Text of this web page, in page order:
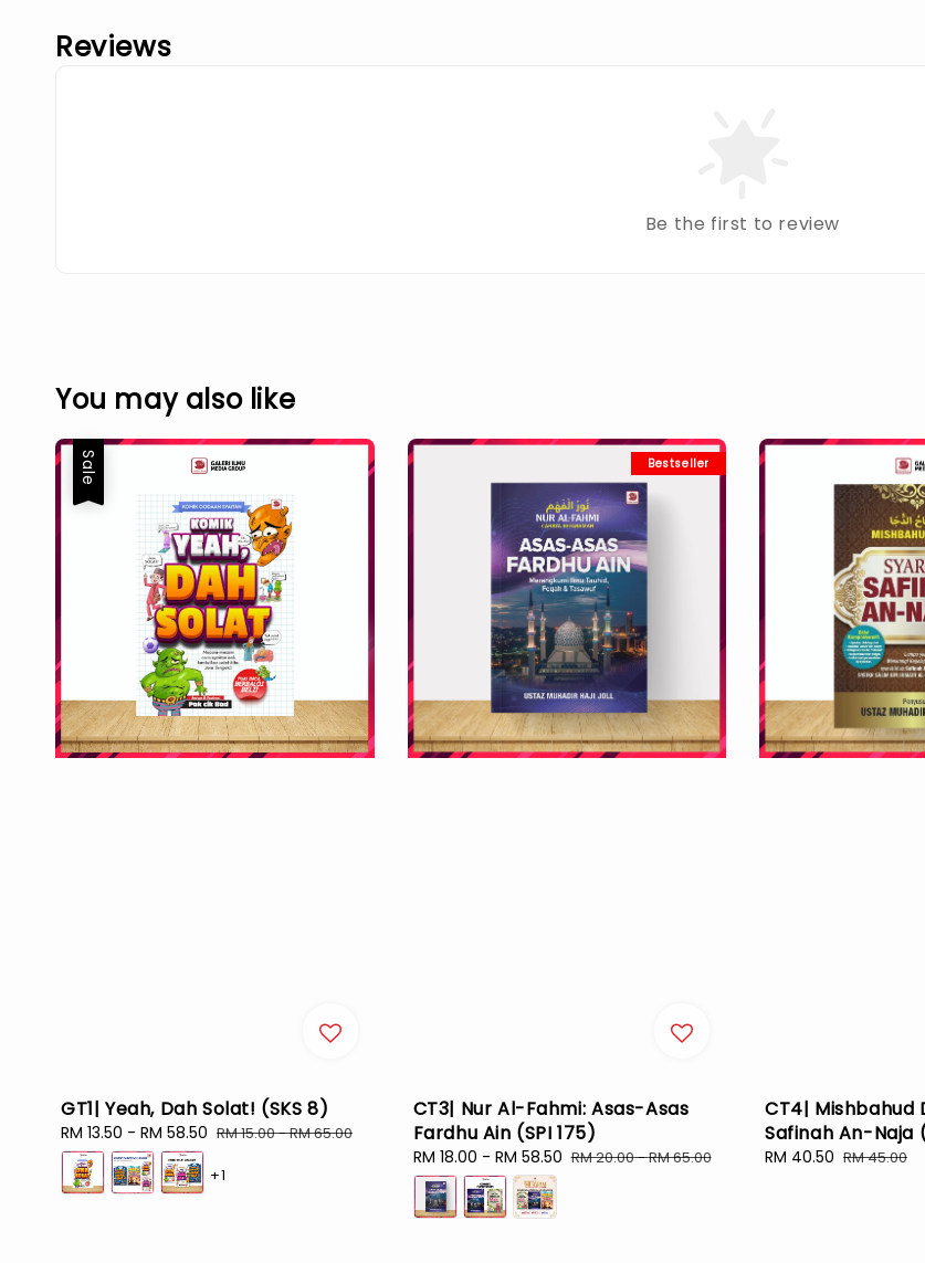
Reviews
Be the first to review
You may also like
Sale
GT1| Yeah, Dah Solat! (SKS 8)
Sale
price
RM 13.50 - RM 58.50 Regular
RM 15.00-RM 65.00
+1
Bestseller
CT3| Nur Al-Fahmi: Asas-Asas
Fardhu Ain (SPI 175)
Sale
price
RM 18.00 - RM 58.50 Regular
RM 20.00-RM 65.00
CT4| Mishbahud
Safinah An-Naja
Sale
RM 40.50 Regular
RM 45.00